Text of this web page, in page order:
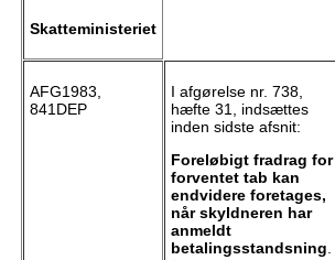
Skatteministeriet
AFG1983,
841DEP
I afgørelse nr. 738,
hæfte 31, indsættes
inden sidste afsnit:
Foreløbigt fradrag for
forventet tab kan
endvidere foretages,
når skyldneren har
anmeldt
betalingsstandsning